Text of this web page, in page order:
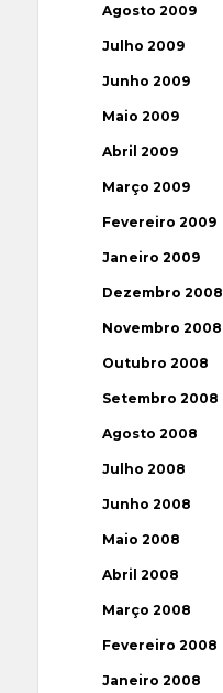
Agosto 2009
Julho 2009
Junho 2009
Maio 2009
Abril 2009
Março 2009
Fevereiro 2009
Janeiro 2009
Dezembro 2008
Novembro 2008
Outubro 2008
Setembro 2008
Agosto 2008
Julho 2008
Junho 2008
Maio 2008
Abril 2008
Março 2008
Fevereiro 2008
Janeiro 2008